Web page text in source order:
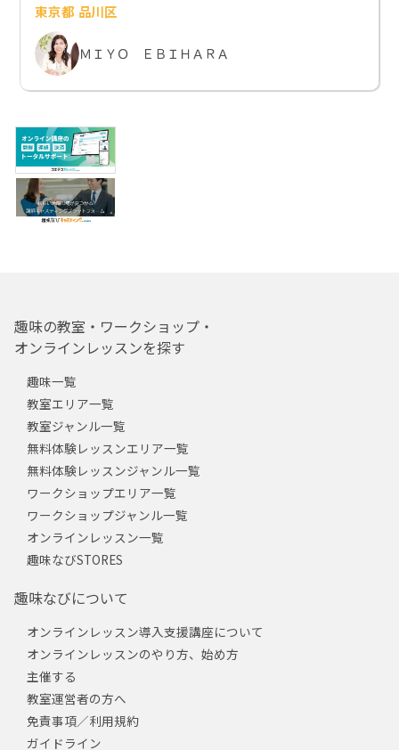
東京都 品川区
ＭＩＹＯ ＥＢＩＨＡＲＡ
趣味の教室・ワークショップ・
オンラインレッスンを探す
趣味一覧
教室エリア一覧
教室ジャンル一覧
無料体験レッスンエリア一覧
無料体験レッスンジャンル一覧
ワークショップエリア一覧
ワークショップジャンル一覧
オンラインレッスン一覧
趣味なびSTORES
趣味なびについて
オンラインレッスン導入支援講座について
オンラインレッスンのやり方、始め方
主催する
教室運営者の方へ
免責事項／利用規約
ガイドライン